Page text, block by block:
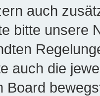
auch
bitte unsere
auch die
Board